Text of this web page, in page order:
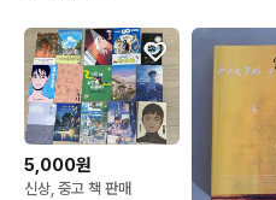
5,000원
신상, 중고 책 판매